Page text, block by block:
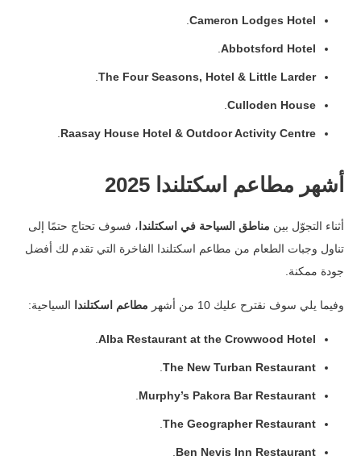
Cameron Lodges Hotel
Abbotsford Hotel
The Four Seasons, Hotel & Little Larder
Culloden House
Raasay House Hotel & Outdoor Activity Centre
أشهر مطاعم اسكتلندا 2025
أثناء التجوّل بين مناطق السياحة في اسكتلندا ، فسوف تحتاج حتمًا إلى
تناول وجبات الطعام من مطاعم اسكتلندا الفاخرة التي تقدم لك أفضل
جودة ممكنة.
وفيما يلي سوف نقترح عليك 10 من أشهر مطاعم اسكتلندا السياحية:
Alba Restaurant at the Crowwood Hotel
The New Turban Restaurant
Murphy’s Pakora Bar Restaurant
The Geographer Restaurant
Ben Nevis Inn Restaurant